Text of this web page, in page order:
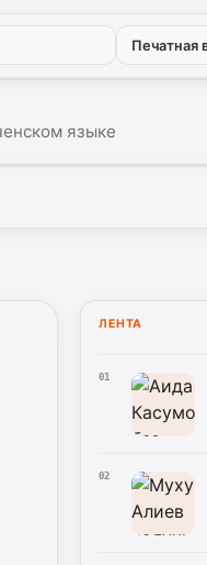
Печатная
языке
ЛЕНТА
01
02